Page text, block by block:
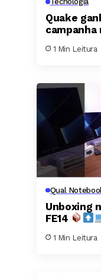
Quake
campanha
1 Min Leitura
Qual
Unboxing
FE14
1 Min Leitura